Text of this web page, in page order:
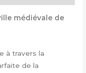
médiévale de
à travers la
de la